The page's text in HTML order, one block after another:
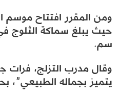
ومن المقرر افتتاح موسم
سم.
وقال مدرب التزلج، فرات
يتميز بجماله الطبيعي”،